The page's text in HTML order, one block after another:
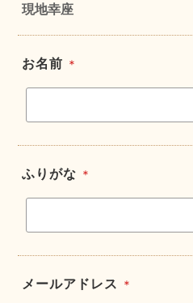
現地幸座
お名前 ＊
ふりがな ＊
メールアドレス ＊